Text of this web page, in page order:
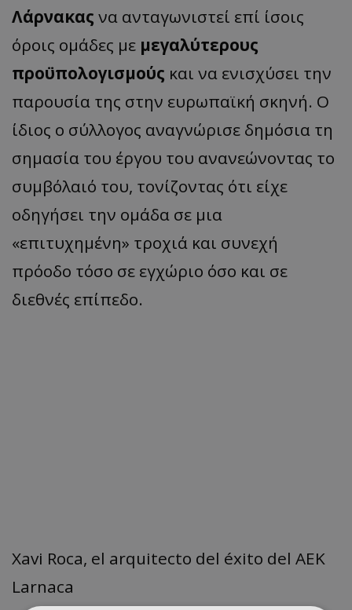
Λάρνακας να ανταγωνιστεί επί ίσοις
όροις ομάδες με μεγαλύτερους
προϋπολογισμούς και να ενισχύσει την
παρουσία της στην ευρωπαϊκή σκηνή. Ο
ίδιος ο σύλλογος αναγνώρισε δημόσια τη
σημασία του έργου του ανανεώνοντας το
συμβόλαιό του, τονίζοντας ότι είχε
οδηγήσει την ομάδα σε μια
«επιτυχημένη» τροχιά και συνεχή
πρόοδο τόσο σε εγχώριο όσο και σε
διεθνές επίπεδο.
Xavi Roca, el arquitecto del éxito del AEK
Larnaca